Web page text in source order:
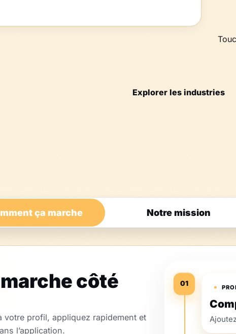
Explorer les industries
ça marche Notre mission
côté
votre profil, appliquez rapidement et
l’application.
01